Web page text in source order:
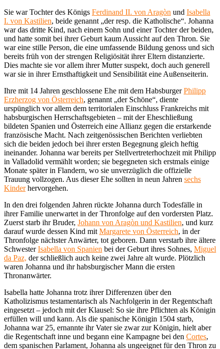
Sie war Tochter des Königs Ferdinand II. von Aragòn und Isabella
I. von Kastilien, beide genannt „der resp. die Katholische“. Johanna
war das dritte Kind, nach einem Sohn und einer Tochter der beiden,
und hatte somit bei ihrer Geburt kaum Aussicht auf den Thron. Sie
war eine stille Person, die eine umfassende Bildung genoss und sich
bereits früh von der strengen Religiösität ihrer Eltern distanzierte.
Dies machte sie vor allem ihrer Mutter suspekt, doch auch generell
war sie in ihrer Ernsthaftigkeit und Sensibilität eine Außenseiterin.
Ihre mit 14 Jahren geschlossene Ehe mit dem HabsburgerPhilipp
Erzherzog von Österreich, genannt „der Schöne“, diente
urspünglich vor allem dem territorialen Einschluss Frankreichs mit
habsburgischen Herrschaftsgebieten – mit der Eheschließung
bildeten Spanien und Österreich eine Allianz gegen die erstarkende
französische Macht. Nach zeitgenössischen Berichten verliebten
sich die beiden jedoch bei ihrer ersten Begegnung gleich heftig
ineinander. Johanna war bereits per Stellvertreterhochzeit mit Philipp
in Valladolid vermählt worden; sie begegneten sich erstmals einige
Monate später in Flandern, wo sie unverzüglich die offizielle
Trauung vollzogen. Aus dieser Ehe sollten in neun Jahren sechs
Kinderhervorgehen.
In den drei folgenden Jahren rückte Johanna durch Todesfälle in
ihrer Familie unerwartet in der Thronfolge auf den vordersten Platz.
Zuerst starb ihr Bruder, Johann von Aragòn und Kastilien, und kurz
darauf wurde dessen Kind mit Margarete von Österreich, in der
Thronfolge nächster Anwärter, tot geboren. Dann verstarb ihre ältere
SchwesterIsabella von Spanien bei der Geburt ihres Sohnes, Miguel
da Paz, der schließlich auch keine zwei Jahre alt wurde. Plötzlich
waren Johanna und ihr habsburgischer Mann die ersten
Thronanwärter.
Isabella hatte Johanna trotz ihrer Differenzen über den
Katholizismus testamentarisch als Nachfolgerin in der Regentschaft
eingesetzt – jedoch mit der Klausel: So sie ihre Pflichten als Königin
erfüllen will und kann. Als die spanische Königin 1504 starb,
Johanna war 25, ernannte ihr Vater sie zwar zur Königin, hielt aber
die Regentschaft inne und begann eine Kampagne bei den Cortes,
dem spanischen Parlament, Johanna als ungeeignet für den Thron zu